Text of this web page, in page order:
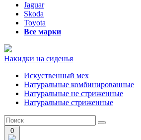
Jaguar
Skoda
Toyota
Все марки
Накидки на сиденья
Искуственный мех
Натуральные комбинированные
Натуральные не стриженные
Натуральные стриженные
0